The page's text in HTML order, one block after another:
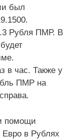
был
Рубля ПМР. В
в час. Также у
ПМР на
помощи
Евро в Рублях